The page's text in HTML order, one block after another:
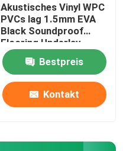
Akustisches Vinyl WPC
PVCs lag 1.5mm EVA
Black Soundproof
Flooring Underlay
zugrunde
Bestpreis
Kontakt